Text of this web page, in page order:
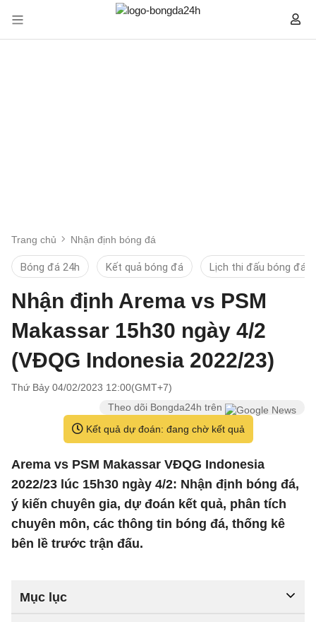
Trang chủ Nhận định bóng đá
Bóng đá 24h Kết quả bóng đá Lịch thi đấu bóng đá
Nhận định Arema vs PSM
Makassar 15h30 ngày 4/2
(VĐQG Indonesia 2022/23)
Thứ Bảy 04/02/2023 12:00(GMT+7)
Theo dõi Bongda24h trên
Kết quả dự đoán: đang chờ kết quả
Arema vs PSM Makassar VĐQG Indonesia
2022/23 lúc 15h30 ngày 4/2: Nhận định bóng đá,
ý kiến chuyên gia, dự đoán kết quả, phân tích
chuyên môn, các thông tin bóng đá, thống kê
bên lề trước trận đấu.
Mục lục